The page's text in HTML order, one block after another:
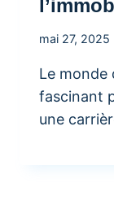
mai 27, 2025
Le monde
fascinant
une